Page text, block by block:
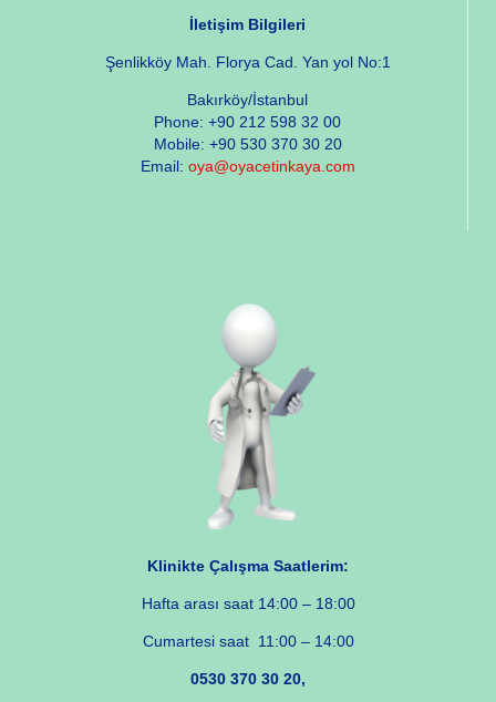
İletişim Bilgileri
Şenlikköy Mah. Florya Cad. Yan yol No:1
Bakırköy/İstanbul
Phone: +90 212 598 32 00
Mobile: +90 530 370 30 20
Email: oya@oyacetinkaya.com
Klinikte Çalışma Saatlerim:
Hafta arası saat 14:00 – 18:00
Cumartesi saat 11:00 – 14:00
0530 370 30 20,